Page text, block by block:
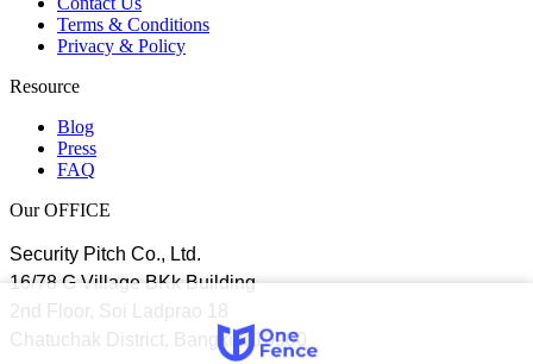
Terms & Conditions
Privacy & Policy
Resource
Blog
Press
FAQ
Our OFFICE
Security Pitch Co., Ltd.
16/78 G Village BKk Building
2nd Floor, Soi Ladprao 18
Chatuchak District, Bangkok 10900